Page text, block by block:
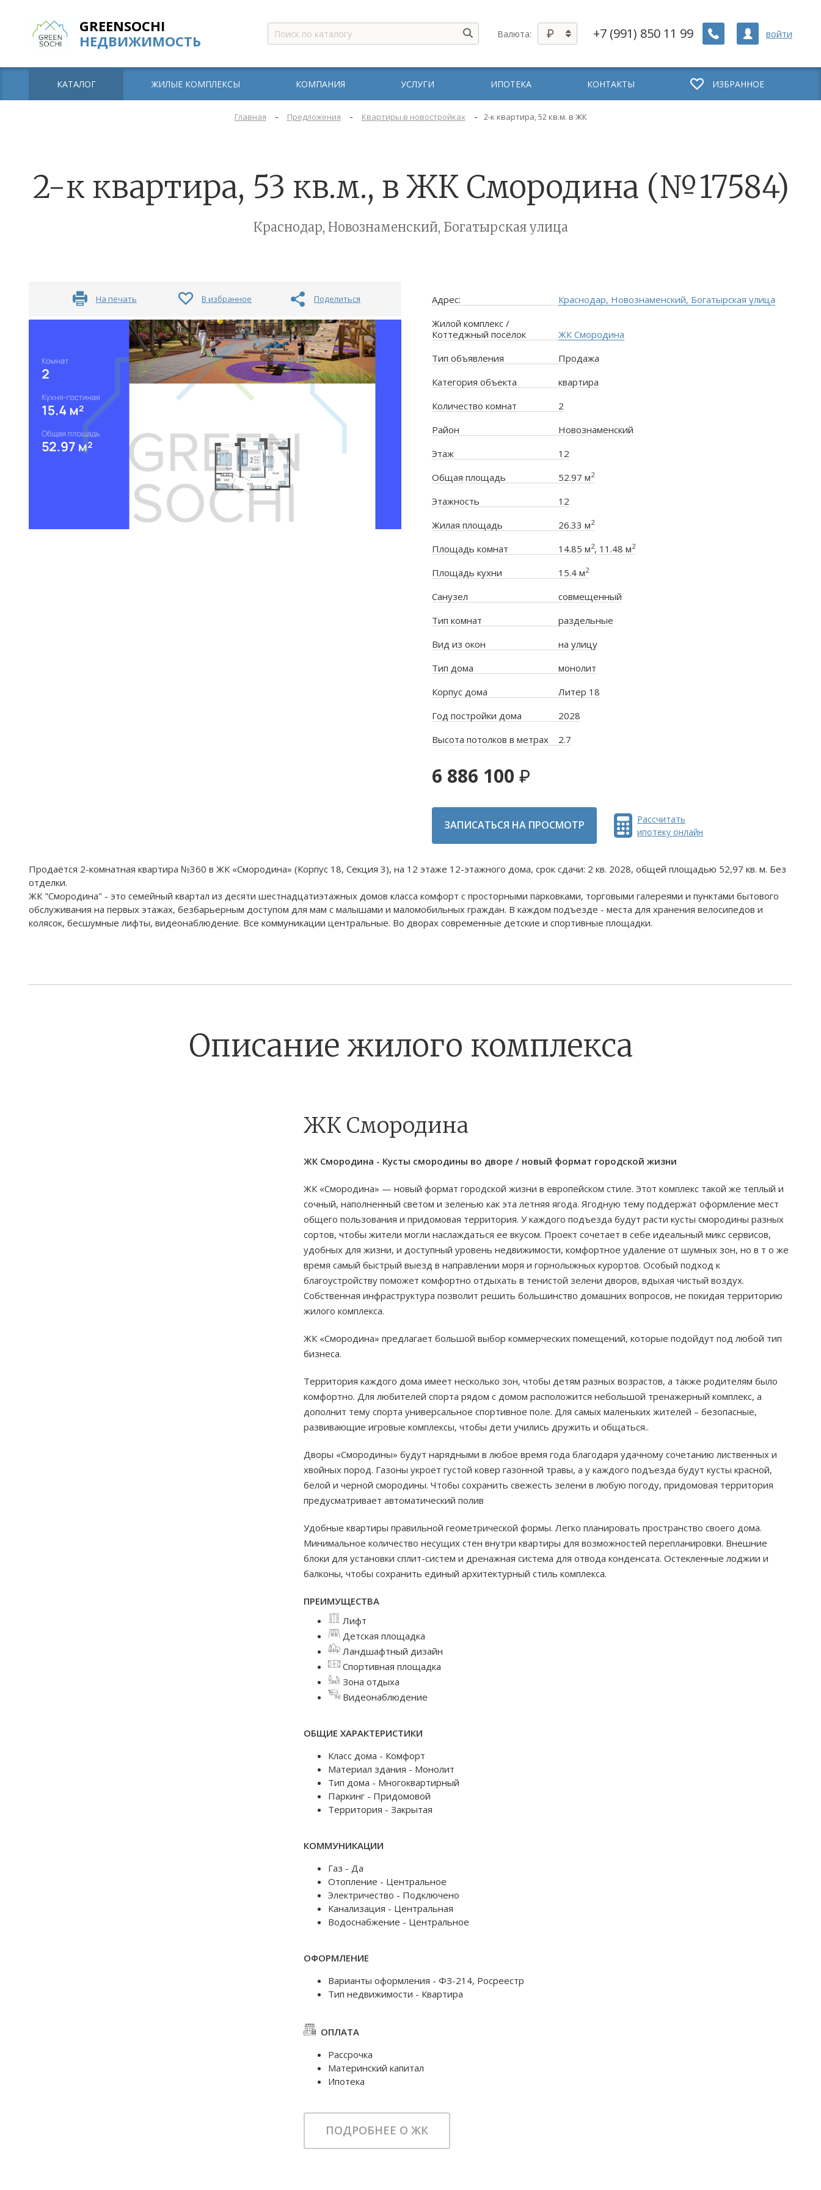
GREENSOCHI
НЕДВИЖИМОСТЬ
Валюта: +7 (991) 850 11 99 войти
КАТАЛОГ ЖИЛЫЕ КОМПЛЕКСЫ КОМПАНИЯ УСЛУГИ ИПОТЕКА КОНТАКТЫ ИЗБРАННОЕ
Главная - Предложения - Квартиры в новостройках - 2-к квартира, 52 кв.м. в ЖК
2-к квартира, 53 кв.м., в ЖК Смородина (№17584)
Краснодар, Новознаменский, Богатырская улица
На печать В избранное Поделиться Адрес:
Краснодар, Новознаменский, Богатырская улица
Жилой комплекс /
Коттеджный посёлок
ЖК Смородина
Тип объявления
Продажа
Категория объекта
квартира
Количество комнат
2
Район
Новознаменский
Этаж
12
Общая площадь
52.97 м2
Этажность
12
Жилая площадь
26.33 м2
Площадь комнат 14.85 м2, 11.48 м2
Площадь кухни 15.4 м2
Санузел
совмещенный
Тип комнат
раздельные
Вид из окон
на улицу
Тип дома
монолит
Корпус дома
Литер 18
Год постройки дома
2028
Высота потолков в метрах
2.7
6 886 100
ЗАПИСАТЬСЯ НА ПРОСМОТР
Рассчитать
ипотеку онлайн
Продаётся 2-комнатная квартира №360 в ЖК «Смородина» (Корпус 18, Секция 3), на 12 этаже 12-этажного дома, срок сдачи: 2 кв. 2028, общей площадью 52,97 кв. м. Без
отделки.
ЖК "Смородина" - это семейный квартал из десяти шестнадцатиэтажных домов класса комфорт с просторными парковками, торговыми галереями и пунктами бытового
обслуживания на первых этажах, безбарьерным доступом для мам с малышами и маломобильных граждан. В каждом подъезде - места для хранения велосипедов и
колясок, бесшумные лифты, видеонаблюдение. Все коммуникации центральные. Во дворах современные детские и спортивные площадки.
Описание жилого комплекса
ЖК Смородина
ЖК Смородина - Кусты смородины во дворе / новый формат городской жизни
ЖК «Смородина» — новый формат городской жизни в европейском стиле. Этот комплекс такой же теплый и
сочный, наполненный светом и зеленью как эта летняя ягода. Ягодную тему поддержат оформление мест
общего пользования и придомовая территория. У каждого подъезда будут расти кусты смородины разных
сортов, чтобы жители могли наслаждаться ее вкусом. Проект сочетает в себе идеальный микс сервисов,
удобных для жизни, и доступный уровень недвижимости, комфортное удаление от шумных зон, но в т о же
время самый быстрый выезд в направлении моря и горнолыжных курортов. Особый подход к
благоустройству поможет комфортно отдыхать в тенистой зелени дворов, вдыхая чистый воздух.
Собственная инфраструктура позволит решить большинство домашних вопросов, не покидая территорию
жилого комплекса.
ЖК «Смородина» предлагает большой выбор коммерческих помещений, которые подойдут под любой тип
бизнеса.
Территория каждого дома имеет несколько зон, чтобы детям разных возрастов, а также родителям было
комфортно. Для любителей спорта рядом с домом расположится небольшой тренажерный комплекс, а
дополнит тему спорта универсальное спортивное поле. Для самых маленьких жителей – безопасные,
развивающие игровые комплексы, чтобы дети учились дружить и общаться..
Дворы «Смородины» будут нарядными в любое время года благодаря удачному сочетанию лиственных и
хвойных пород. Газоны укроет густой ковер газонной травы, а у каждого подъезда будут кусты красной,
белой и черной смородины. Чтобы сохранить свежесть зелени в любую погоду, придомовая территория
предусматривает автоматический полив
Удобные квартиры правильной геометрической формы. Легко планировать пространство своего дома.
Минимальное количество несущих стен внутри квартиры для возможностей перепланировки. Внешние
блоки для установки сплит-систем и дренажная система для отвода конденсата. Остекленные лоджии и
балконы, чтобы сохранить единый архитектурный стиль комплекса.
ПРЕИМУЩЕСТВА
Лифт
Детская площадка
Ландшафтный дизайн
Спортивная площадка
Зона отдыха
Видеонаблюдение
ОБЩИЕ ХАРАКТЕРИСТИКИ
Класс дома - Комфорт
Материал здания - Монолит
Тип дома - Многоквартирный
Паркинг - Придомовой
Территория - Закрытая
КОММУНИКАЦИИ
Газ - Да
Отопление - Центральное
Электричество - Подключено
Канализация - Центральная
Водоснабжение - Центральное
ОФОРМЛЕНИЕ
Варианты оформления - ФЗ-214, Росреестр
Тип недвижимости - Квартира
ОПЛАТА
Рассрочка
Материнский капитал
Ипотека
ПОДРОБНЕЕ О ЖК